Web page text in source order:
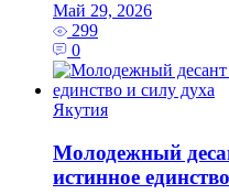
Май 29, 2026
299
0
Якутия
Молодежный
истинное